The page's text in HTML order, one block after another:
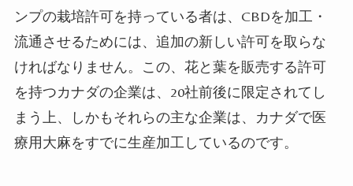
ンプの栽培許可を持っている者は、CBDを加工・
流通させるためには、追加の新しい許可を取らな
ければなりません。 この、花と葉を販売する許可
を持つカナダの企業は、20社前後に限定されてし
まう上、しかもそれらの主な企業は、 カナダで医
療用大麻をすでに生産加工 しているのです。